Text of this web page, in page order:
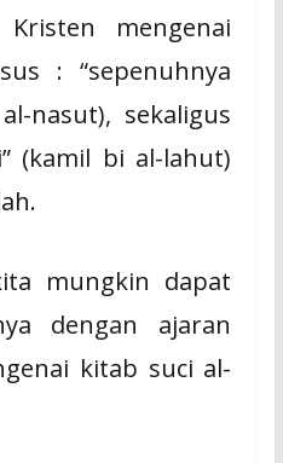
mengenai
: “sepenuhnya
nasut), sekaligus
(kamil bi al-lahut)
mungkin dapat
dengan ajaran
kitab suci al-